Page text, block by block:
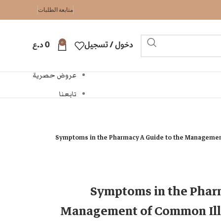
متابعة الطلبات
دخول / تسجيل 0
0د.ع
عروض حصرية
تابعنا
Symptoms in the Pharmacy A Guide to the
Symptoms in the
Management of Common